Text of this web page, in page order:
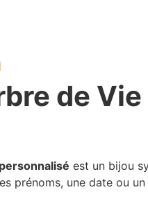
de
est un bijou
prénoms, une date ou